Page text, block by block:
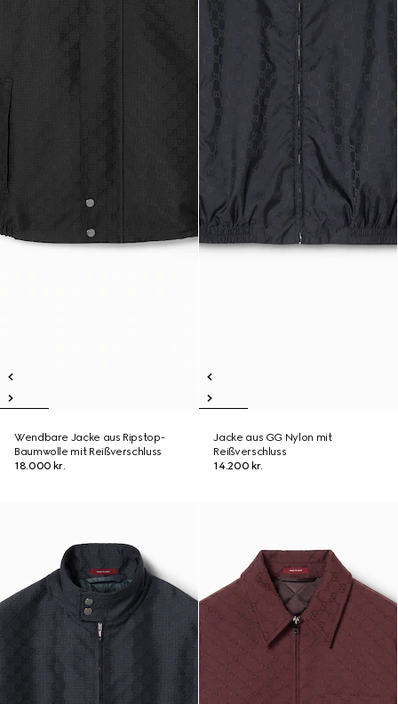
Wendbare Jacke aus Ripstop-
Baumwolle mit Reißverschluss
18.000 kr.
Jacke aus GG Nylon mit
Reißverschluss
14.200 kr.